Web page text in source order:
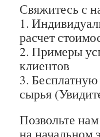
Свяжитесь с
1.
расчет
2. Примеры
клиентов
3.
сырья
Позвольте
на начальном